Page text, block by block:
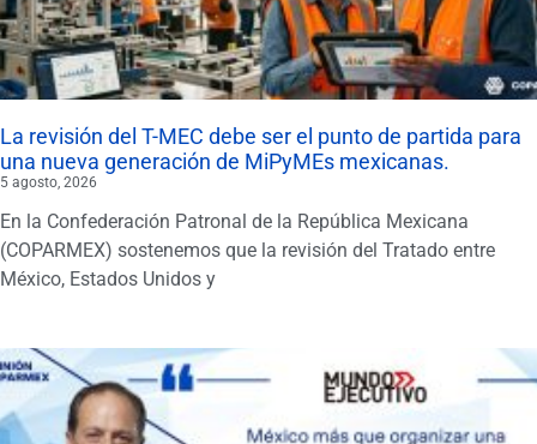
La revisión del T-MEC debe ser el punto de partida para
una nueva generación de MiPyMEs mexicanas.
5 agosto, 2026
En la Confederación Patronal de la República Mexicana
(COPARMEX) sostenemos que la revisión del Tratado entre
México, Estados Unidos y